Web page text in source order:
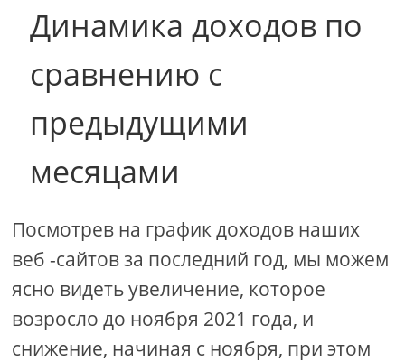
Динамика доходов по
сравнению с
предыдущими
месяцами
Посмотрев на график доходов наших
веб -сайтов за последний год, мы можем
ясно видеть увеличение, которое
возросло до ноября 2021 года, и
снижение, начиная с ноября, при этом